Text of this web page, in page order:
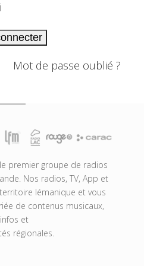
Mot de passe oublié ?
premier groupe de radios
Nos radios, TV, App et
lémanique et vous
de contenus musicaux,
et
régionales.